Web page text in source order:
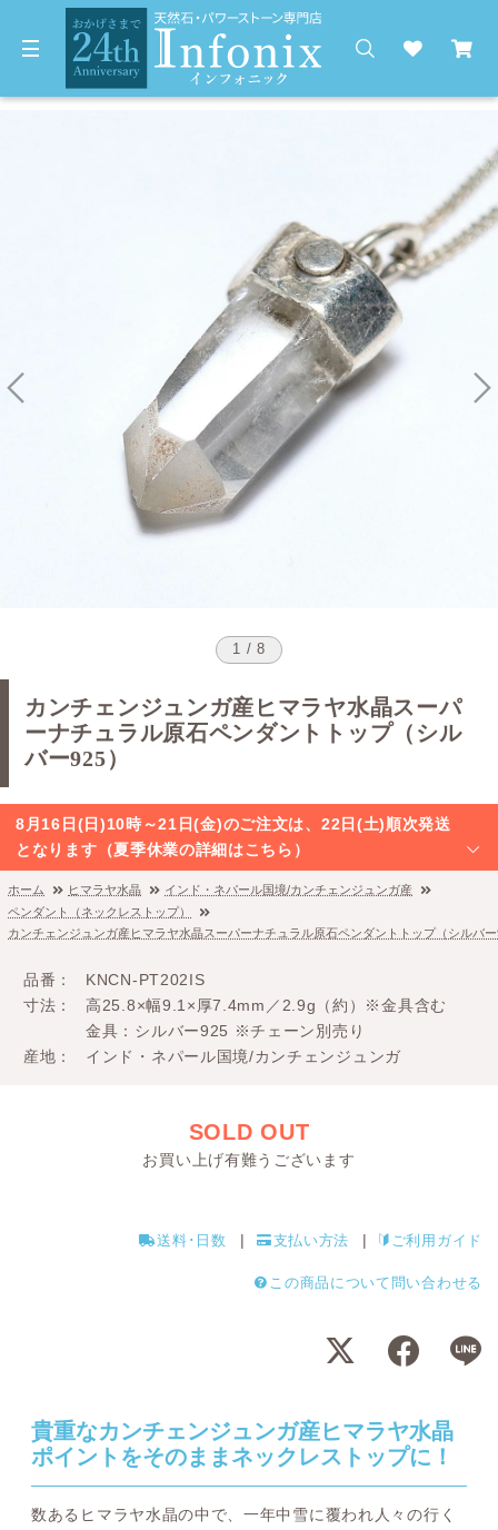
1 / 8
カンチェンジュンガ産ヒマラヤ水晶スーパ
ーナチュラル原石ペンダントトップ（シル
バー925）
8月16日(日)10時～21日(金)のご注文は、22日(土)順次発送
となります（夏季休業の詳細はこちら）
ホーム ヒマラヤ水晶
インド・ネパール国境/カンチェンジュンガ産
ペンダント（ネックレストップ）
カンチェンジュンガ産ヒマラヤ水晶スーパーナチュラル原石ペンダントトップ（シルバ
品番
KNCN-PT202IS
寸法
高25.8×幅9.1×厚7.4mm／2.9g（約）※金具含む
金具：シルバー925 ※チェーン別売り
産地
インド・ネパール国境/カンチェンジュンガ
SOLD OUT
お買い上げ有難うございます
送料･日数 支払い方法 ご利用ガイド
この商品について問い合わせる
貴重なカンチェンジュンガ産ヒマラヤ水晶
ポイントをそのままネックレストップに！
数あるヒマラヤ水晶の中で、一年中雪に覆われ人々の行く